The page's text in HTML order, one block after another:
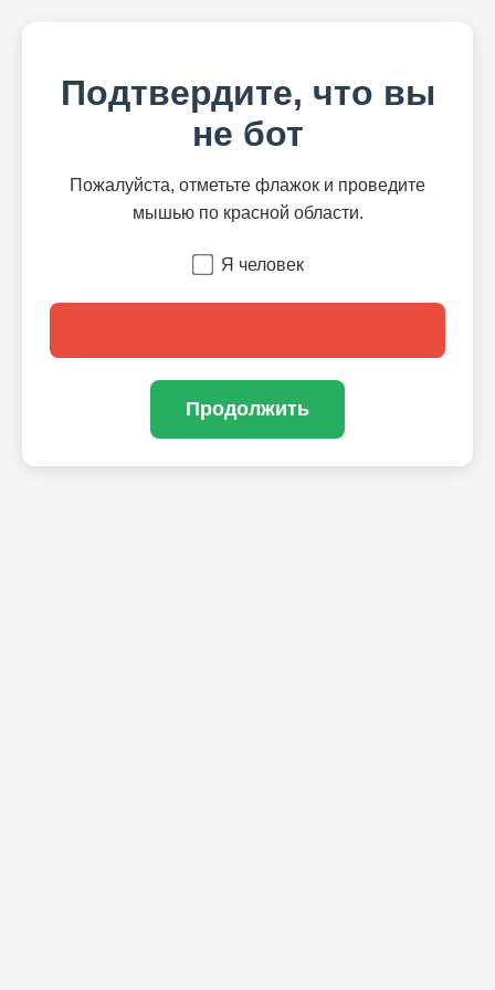
Подтвердите, что вы
не бот
Пожалуйста, отметьте флажок и проведите
мышью по красной области.
Я человек
Продолжить